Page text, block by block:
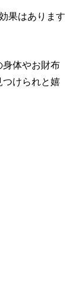
果はあります
身体やお財布
つけられと嬉